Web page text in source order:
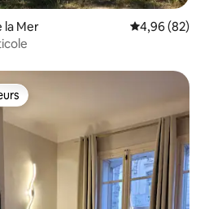
la Mer Évaluation
4,96 (82)
les plus appréciés